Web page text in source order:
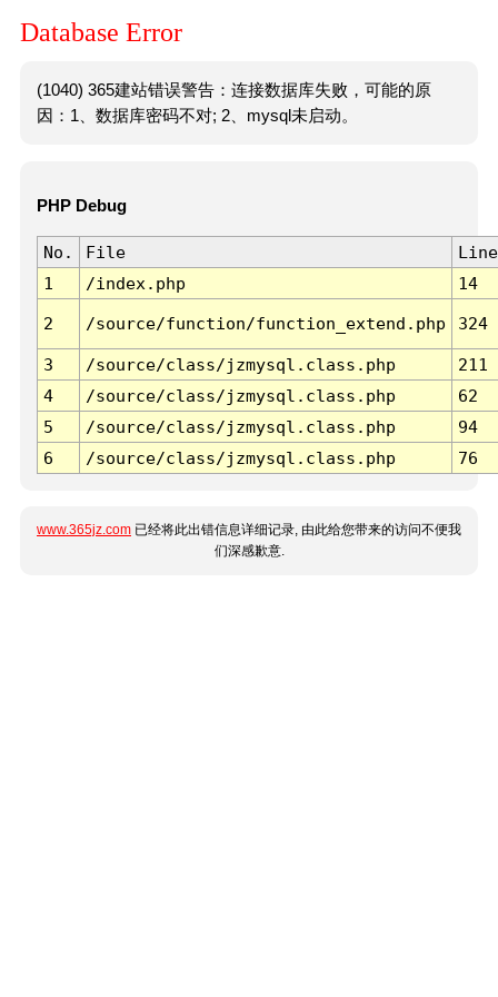
Database Error
(1040) 365建站错误警告：连接数据库失败，可能的原
因：1、数据库密码不对; 2、mysql未启动。
PHP Debug
No. File
Line
1
/index.php 14
2 /source/function/function_extend.php 324
3 /source/class/jzmysql.class.php
211
4
/source/class/jzmysql.class.php
62
5
/source/class/jzmysql.class.php
94
6
/source/class/jzmysql.class.php 76
www.365jz.com 已经将此出错信息详细记录, 由此给您带来的访问不便我
们深感歉意.